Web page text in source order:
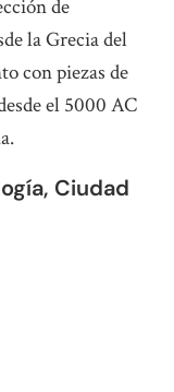
de
la Grecia del
con piezas de
el 5000 AC
Ciudad